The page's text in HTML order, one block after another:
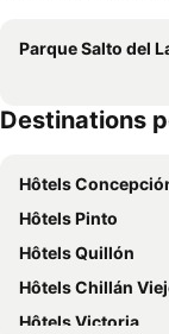
Hostal Nfrocket
Parque Salto del
Destinations
Hôtels
Hôtels Pinto
Hôtels Quillón
Hôtels Chillán
Hôtels Victoria